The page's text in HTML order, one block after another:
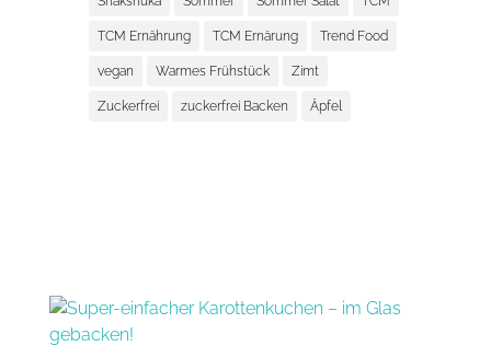
TCM Ernährung TCM Ernärung Trend Food
vegan Warmes Frühstück Zimt
Zuckerfrei zuckerfrei Backen Äpfel